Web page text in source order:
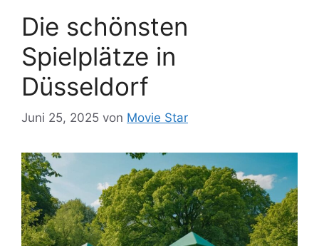
Die schönsten
Spielplätze in
Düsseldorf
Juni 25, 2025 von Movie Star